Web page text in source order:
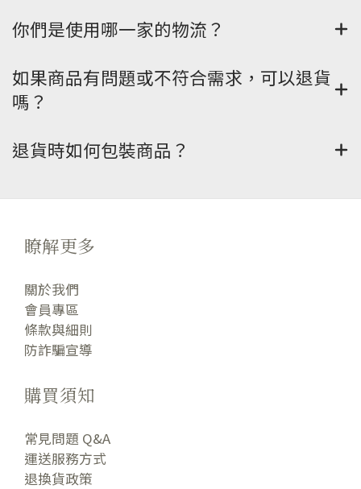
你們是使用哪一家的物流？
如果商品有問題或不符合需求，可以退貨
嗎？
退貨時如何包裝商品？
瞭解更多
關於我們
會員專區
條款與細則
防詐騙宣導
購買須知
常見問題 Q&A
運送服務方式
退換貨政策